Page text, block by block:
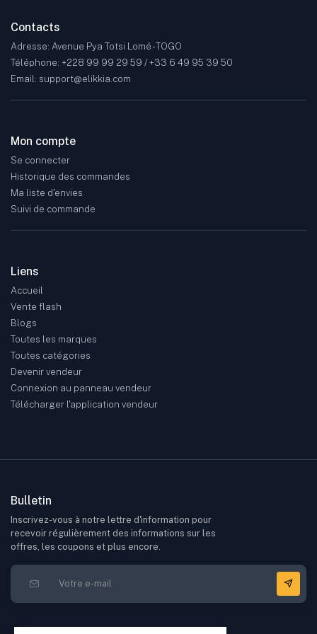
Contacts
Adresse: Avenue Pya Totsi Lomé - TOGO
Téléphone: +228 99 99 29 59 / +33 6 49 95 39 50
Email: support@elikkia.com
Mon compte
Se connecter
Historique des commandes
Ma liste d'envies
Suivi de commande
Liens
Accueil
Vente flash
Blogs
Toutes les marques
Toutes catégories
Devenir vendeur
Connexion au panneau vendeur
Télécharger l'application vendeur
Bulletin
Inscrivez-vous à notre lettre d'information pour
recevoir régulièrement des informations sur les
offres, les coupons et plus encore.